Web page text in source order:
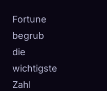
Fortune
begrub
die
wichtigste
Zahl